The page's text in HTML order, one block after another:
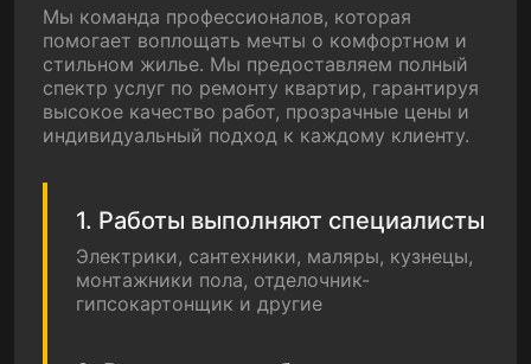
Мы команда профессионалов, которая
помогает воплощать мечты о комфортном и
стильном жилье. Мы предоставляем полный
спектр услуг по ремонту квартир, гарантируя
высокое качество работ, прозрачные цены и
индивидуальный подход к каждому клиенту.
1. Работы выполняют специалисты
Электрики, сантехники, маляры, кузнецы,
монтажники пола, отделочник-
гипсокартонщик и другие